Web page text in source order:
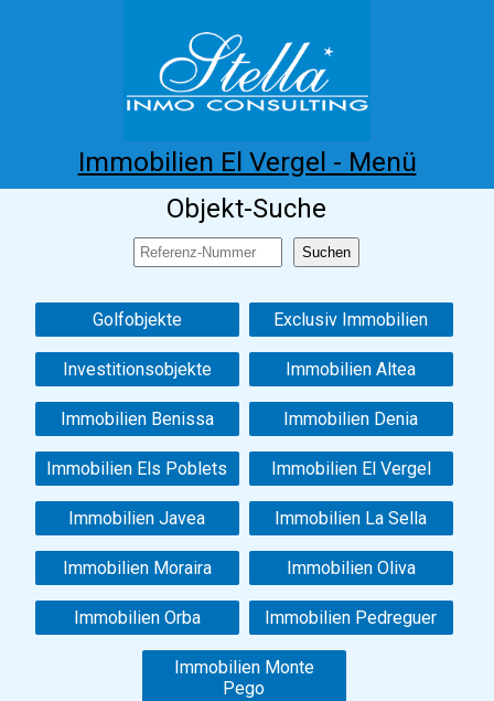
Immobilien El Vergel - Menü
Costa Blanca Kaufen
Infos Referenzen
Objekt-Suche
Golfobjekte Exclusiv Immobilien
Investitionsobjekte Immobilien Altea
Immobilien Benissa Immobilien Denia
Immobilien Els Poblets Immobilien El Vergel
Immobilien Javea Immobilien La Sella
Immobilien Moraira Immobilien Oliva
Immobilien Orba Immobilien Pedreguer
Immobilien Monte
Pego